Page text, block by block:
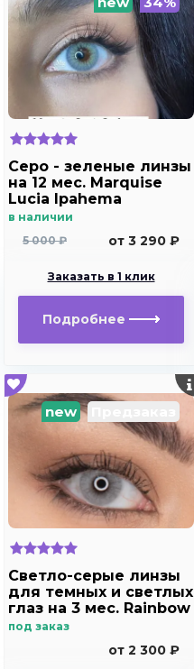
Серо - зеленые линзы
на 12 мес. Marquise
Lucia Ipahema
в наличии
5 000 ₽
от 3 290 ₽
Заказать в 1 клик
Подробнее
new
Светло-серые линзы
для темных и светлых
глаз на 3 мес. Rainbow
ice
под заказ
от 2 300 ₽